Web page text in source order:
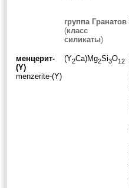
группа Гранатов
(класс
силикаты)
менцерит-
(Y)
menzerite-(Y)
(Y2Ca)Mg2Si3O12